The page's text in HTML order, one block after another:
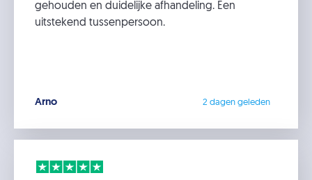
gehouden en duidelijke afhandeling. Een
uitstekend tussenpersoon.
Arno 2 dagen geleden